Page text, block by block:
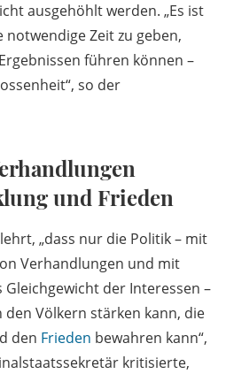
ausgehöhlt werden. „Es ist
Zeit zu geben,
führen können –
so der
und Frieden
„dass nur die Politik – mit
Verhandlungen und mit
der Interessen –
den Völkern stärken kann, die
den Frieden bewahren kann“,
kritisierte,